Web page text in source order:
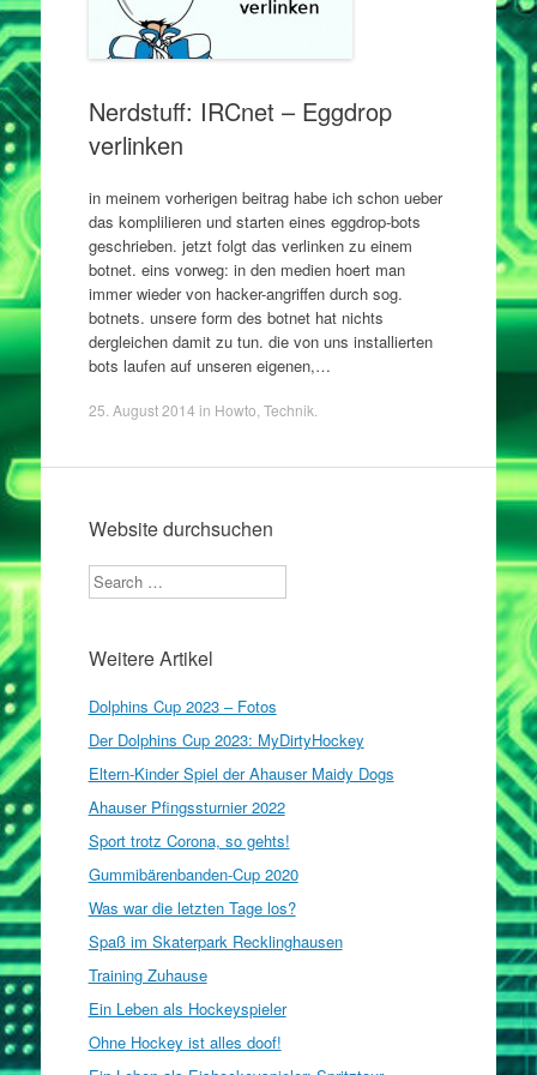
Nerdstuff: IRCnet – Eggdrop
verlinken
in meinem vorherigen beitrag habe ich schon ueber
das komplilieren und starten eines eggdrop-bots
geschrieben. jetzt folgt das verlinken zu einem
botnet. eins vorweg: in den medien hoert man
immer wieder von hacker-angriffen durch sog.
botnets. unsere form des botnet hat nichts
dergleichen damit zu tun. die von uns installierten
bots laufen auf unseren eigenen,…
25. August 2014 in Howto Technik
Website durchsuchen
Search
Weitere Artikel
Dolphins Cup 2023 – Fotos
Der Dolphins Cup 2023: MyDirtyHockey
Eltern-Kinder Spiel der Ahauser Maidy Dogs
Ahauser Pfingssturnier 2022
Sport trotz Corona, so gehts!
Gummibärenbanden-Cup 2020
Was war die letzten Tage los?
Spaß im Skaterpark Recklinghausen
Training Zuhause
Ein Leben als Hockeyspieler
Ohne Hockey ist alles doof!